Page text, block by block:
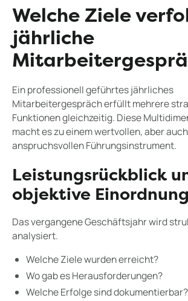
Welche Ziele
jährliche
Ein professionell geführtes jährliches
Mitarbeitergespräch erfüllt mehrere
Funktionen gleichzeitig. Diese
macht es zu einem wertvollen, aber auch
anspruchsvollen Führungsinstrument.
Leistungsrückblick
objektive Einordnung
Das vergangene Geschäftsjahr wird
analysiert.
Welche Ziele wurden erreicht?
Wo gab es Herausforderungen?
Welche Erfolge sind dokumentierbar?